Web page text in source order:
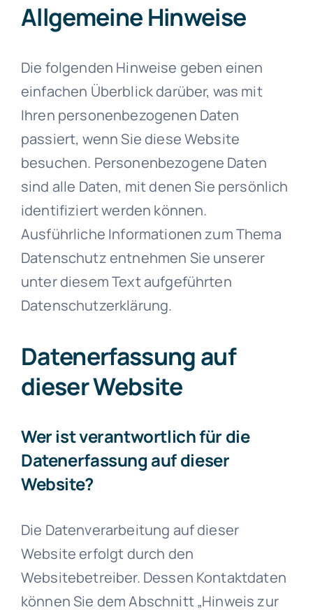
Allgemeine Hinweise
Die folgenden Hinweise geben einen
einfachen Überblick darüber, was mit
Ihren personenbezogenen Daten
passiert, wenn Sie diese Website
besuchen. Personenbezogene Daten
sind alle Daten, mit denen Sie persönlich
identifiziert werden können.
Ausführliche Informationen zum Thema
Datenschutz entnehmen Sie unserer
unter diesem Text aufgeführten
Datenschutzerklärung.
Datenerfassung auf
dieser Website
Wer ist verantwortlich für die
Datenerfassung auf dieser
Website?
Die Datenverarbeitung auf dieser
Website erfolgt durch den
Websitebetreiber. Dessen Kontaktdaten
können Sie dem Abschnitt „Hinweis zur